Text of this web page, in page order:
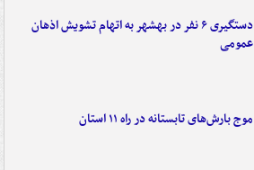
دستگیری ۶ نفر در بهشهر به اتهام تشویش اذهان
عمومی
موج بارش‌های تابستانه در راه ۱۱ استان